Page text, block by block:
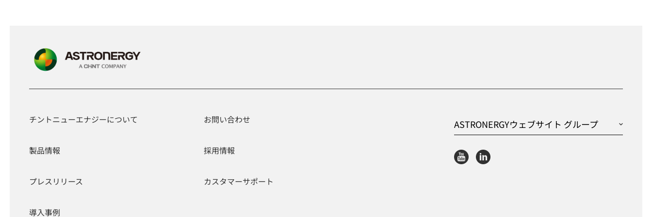
チントニューエナジーについて お問い合わせ
製品情報 採用情報
プレスリリース カスタマーサポート
導入事例
ASTRONERGYウェブサイト グループ